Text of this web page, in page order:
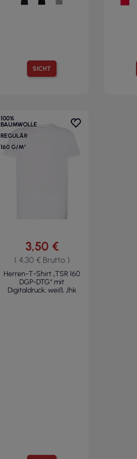
SICHT
100%
BAUMWOLLE
REGULÄR
160 G/M²
3,50 €
( 4,30 € Brutto )
Herren-T-Shirt „TSR 160
DGP-DTG“ mit
Digitaldruck, weiß, Jhk